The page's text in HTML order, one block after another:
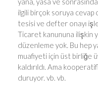
ilgili birçok soruya cevap
tesisi ve defter onayı
Ticaret kanununa ilişkin
düzenleme yok. Bu hep
muafiyeti için üst birliğe
kaldırıldı. Ama
duruyor. vb. vb.